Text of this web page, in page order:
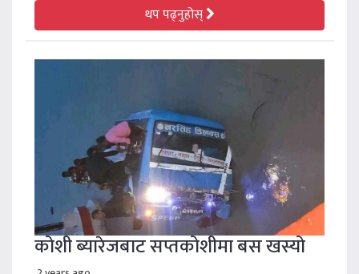
थप पढ्नुहोस्
कोशी ब्यारेजबाट सप्तकोशीमा बस खस्यो